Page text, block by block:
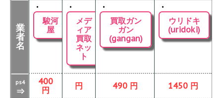
業
者
名
・
駿河
屋
・
メデ
ィア
買取
ネッ
ト
・
買取ガン
ガン
(gangan)
・
ウリドキ
(uridoki)
ps4
⇒
400
円
円 490 円 1450 円